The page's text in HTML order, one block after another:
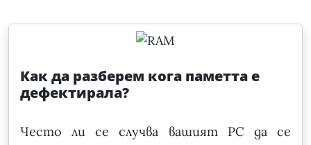
Как да разберем кога паметта е
дефектирала?
Често ли се случва вашият РС да се